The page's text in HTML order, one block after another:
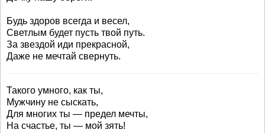
Будь здоров всегда и весел,
Светлым будет пусть твой путь.
За звездой иди прекрасной,
Даже не мечтай свернуть.
Такого умного, как ты,
Мужчину не сыскать,
Для многих ты — предел мечты,
На счастье, ты — мой зять!